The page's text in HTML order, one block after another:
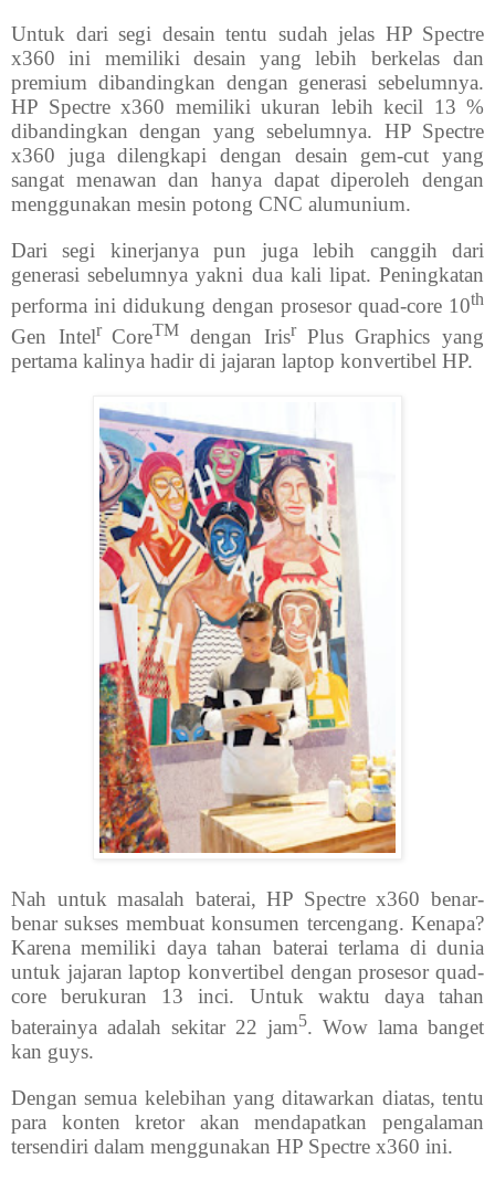
Untuk dari segi desain tentu sudah jelas HP Spectre
x360 ini memiliki desain yang lebih berkelas dan
premium dibandingkan dengan generasi sebelumnya.
HP Spectre x360 memiliki ukuran lebih kecil 13 %
dibandingkan dengan yang sebelumnya. HP Spectre
x360 juga dilengkapi dengan desain gem-cut yang
sangat menawan dan hanya dapat diperoleh dengan
menggunakan mesin potong CNC alumunium.
Dari segi kinerjanya pun juga lebih canggih dari
generasi sebelumnya yakni dua kali lipat. Peningkatan
performa ini didukung dengan prosesor quad-core 10th
Gen Intelr CoreTM dengan Irisr Plus Graphics yang
pertama kalinya hadir di jajaran laptop konvertibel HP.
Nah untuk masalah baterai, HP Spectre x360 benar-
benar sukses membuat konsumen tercengang. Kenapa?
Karena memiliki daya tahan baterai terlama di dunia
untuk jajaran laptop konvertibel dengan prosesor quad-
core berukuran 13 inci. Untuk waktu daya tahan
baterainya adalah sekitar 22 jam5. Wow lama banget
kan guys.
Dengan semua kelebihan yang ditawarkan diatas, tentu
para konten kretor akan mendapatkan pengalaman
tersendiri dalam menggunakan HP Spectre x360 ini.